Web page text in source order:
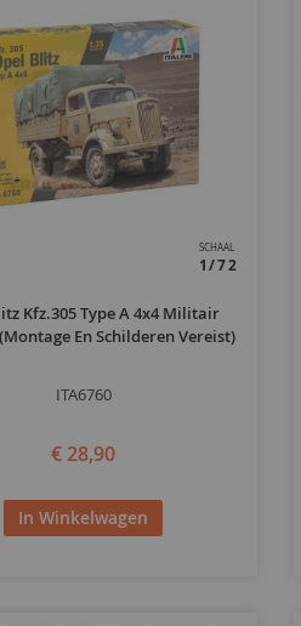
SCHAAL
1/72
Kfz.305 Type A 4x4 Militair
En Schilderen Vereist)
ITA6760
€ 28,90
In Winkelwagen